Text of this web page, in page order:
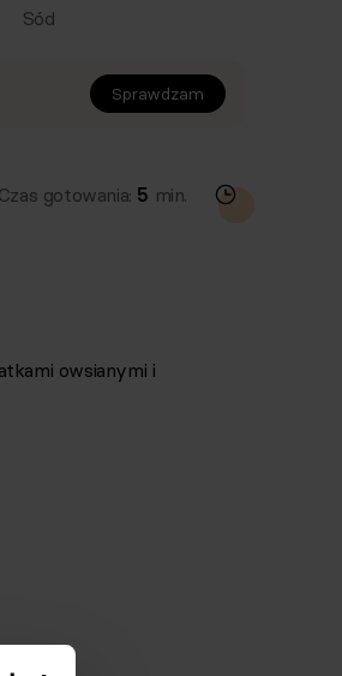
Sód
Sprawdzam
Czas gotowania: 5 min.
owsianymi i